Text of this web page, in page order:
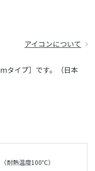
アイコンについて
タイプ］です。（日本
耐熱温度100℃）